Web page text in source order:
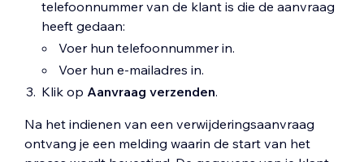
telefoonnummer van de klant is die de aanvraag
heeft gedaan:
Voer hun telefoonnummer in.
Voer hun e-mailadres in.
Klik op Aanvraag verzenden.
Na het indienen van een verwijderingsaanvraag
ontvang je een melding waarin de start van het